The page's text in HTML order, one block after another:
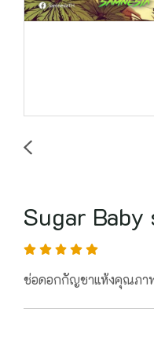
Sugar Baby
ช่อดอกกัญชาแห้งคุณภา